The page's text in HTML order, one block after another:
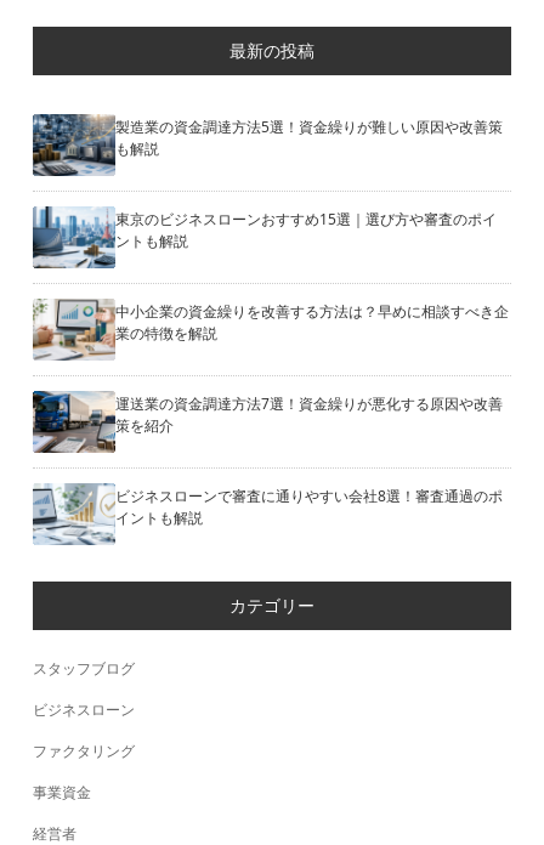
最新の投稿
製造業の資金調達方法5選！資金繰りが難しい原因や改善策
も解説
東京のビジネスローンおすすめ15選｜選び方や審査のポイ
ントも解説
中小企業の資金繰りを改善する方法は？早めに相談すべき企
業の特徴を解説
運送業の資金調達方法7選！資金繰りが悪化する原因や改善
策を紹介
ビジネスローンで審査に通りやすい会社8選！審査通過のポ
イントも解説
カテゴリー
スタッフブログ
ビジネスローン
ファクタリング
事業資金
経営者